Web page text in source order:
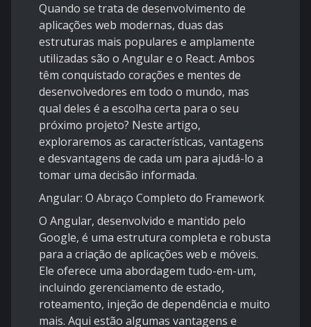
Quando se trata de desenvolvimento de
aplicações web modernas, duas das
estruturas mais populares e amplamente
utilizadas são o Angular e o React. Ambos
têm conquistado corações e mentes de
desenvolvedores em todo o mundo, mas
qual deles é a escolha certa para o seu
próximo projeto? Neste artigo,
exploraremos as características, vantagens
e desvantagens de cada um para ajudá-lo a
tomar uma decisão informada.
Angular: O Abraço Completo do Framework
O Angular, desenvolvido e mantido pelo
Google, é uma estrutura completa e robusta
para a criação de aplicações web e móveis.
Ele oferece uma abordagem tudo-em-um,
incluindo gerenciamento de estado,
roteamento, injeção de dependência e muito
mais. Aqui estão algumas vantagens e